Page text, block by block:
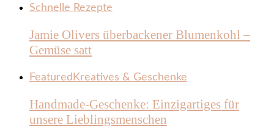
Schnelle Rezepte
Jamie Olivers überbackener Blumenkohl –
Gemüse satt
Featured Kreatives & Geschenke
Handmade-Geschenke: Einzigartiges für
unsere Lieblingsmenschen